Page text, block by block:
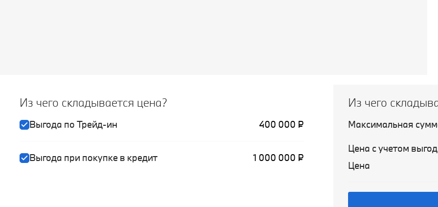
Из чего складывается цена?
400 000 ₽
Выгода по Трейд-ин
1 000 000 ₽
Выгода при покупке в кредит
Из чего
Максимальная
Цена с учетом выгод
Цена